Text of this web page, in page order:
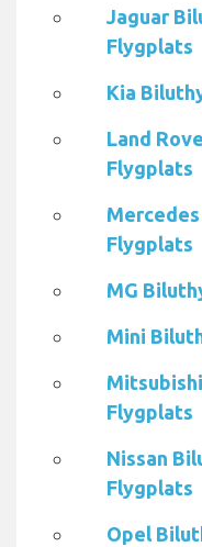
Jaguar
Flygplats
Kia
Land
Flygplats
Flygplats
MG
Mini
Flygplats
Nissan
Flygplats
Opel